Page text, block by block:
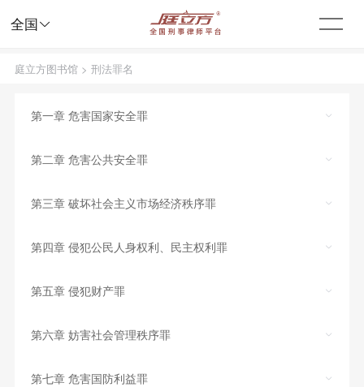
全国 
庭立方图书馆> 刑法罪名
第一章 危害国家安全罪
第二章 危害公共安全罪
第三章 破坏社会主义市场经济秩序罪
第四章 侵犯公民人身权利、民主权利罪
第五章 侵犯财产罪
第六章 妨害社会管理秩序罪
第七章 危害国防利益罪